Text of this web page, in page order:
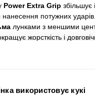
використовує кукі
Power Extra Grip збільшує
потужних
лунками з меншими
жорсткість і
в
покращує
преміум-класу та гумиSoft